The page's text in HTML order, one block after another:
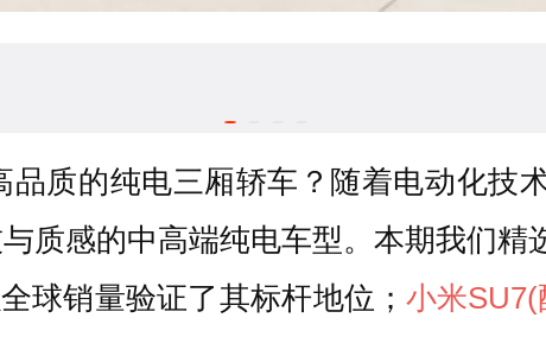
质的纯电三厢轿车？随着电动化技
质感的中高端纯电车型。本期我们精
球销量验证了其标杆地位；小米SU7(